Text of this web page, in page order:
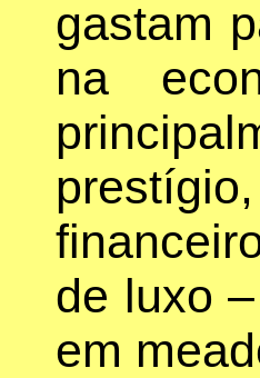
gastam
na
de luxo
em